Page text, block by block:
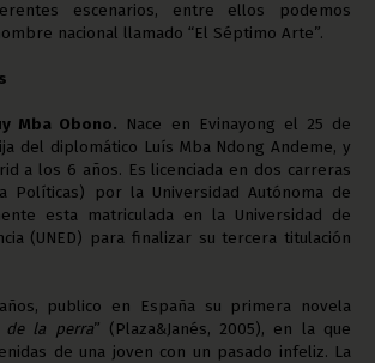
escenarios, entre ellos podemos
nacional llamado “El Séptimo Arte”.
Mba Obono. Nace en Evinayong el 25 de
del diplomático Luís Mba Ndong Andeme, y
a los 6 años. Es licenciada en dos carreras
Políticas) por la Universidad Autónoma de
esta matriculada en la Universidad de
(UNED) para finalizar su tercera titulación
publico en España su primera novela
la perra” (Plaza&Janés, 2005), en la que
de una joven con un pasado infeliz. La